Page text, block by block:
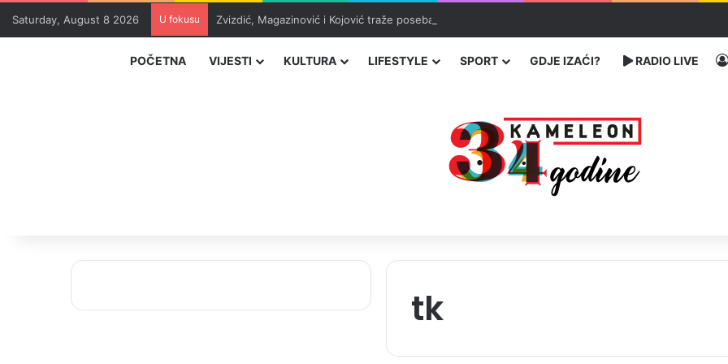
Saturday, August 8 2026 U fokusu Zvizdić, Magazinović i Kojović traže poseban status za Memorijalni centar Srebrenica
POČETNA VIJESTI KULTURA LIFESTYLE SPORT GDJE IZAĆI? RADIO LIVE
tk